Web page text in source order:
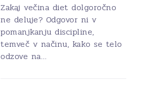
Zakaj večina diet dolgoročno
ne deluje? Odgovor ni v
pomanjkanju discipline,
temveč v načinu, kako se telo
odzove na…